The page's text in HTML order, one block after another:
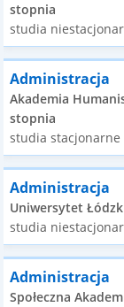
stopnia
studia
Administracja
Akademia
stopnia
studia stacjonarne
Administracja
Uniwersytet
studia
Administracja
Społeczna